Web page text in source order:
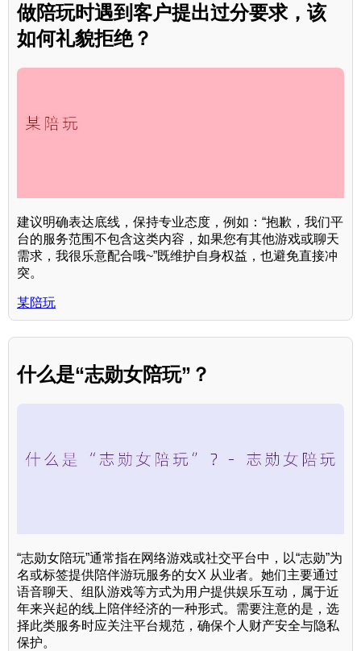
做陪玩时遇到客户提出过分要求，该
如何礼貌拒绝？
建议明确表达底线，保持专业态度，例如：“抱歉，我们平
台的服务范围不包含这类内容，如果您有其他游戏或聊天
需求，我很乐意配合哦~”既维护自身权益，也避免直接冲
突。
某陪玩
什么是“志勋女陪玩”？
“志勋女陪玩”通常指在网络游戏或社交平台中，以“志勋”为
名或标签提供陪伴游玩服务的女X 从业者。她们主要通过
语音聊天、组队游戏等方式为用户提供娱乐互动，属于近
年来兴起的线上陪伴经济的一种形式。需要注意的是，选
择此类服务时应关注平台规范，确保个人财产安全与隐私
保护。